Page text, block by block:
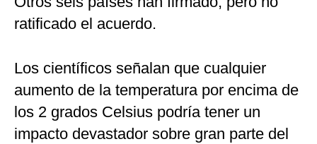
ratificado el acuerdo.
Los científicos señalan que cualquier
aumento de la temperatura por encima de
los 2 grados Celsius podría tener un
impacto devastador sobre gran parte del